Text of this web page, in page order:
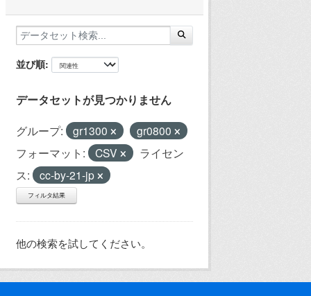
並び順
データセットが見つかりません
グループ: gr1300
gr0800
フォーマット:
CSV
ライセン
ス:
cc-by-21-jp
フィルタ結果
他の検索を試してください。